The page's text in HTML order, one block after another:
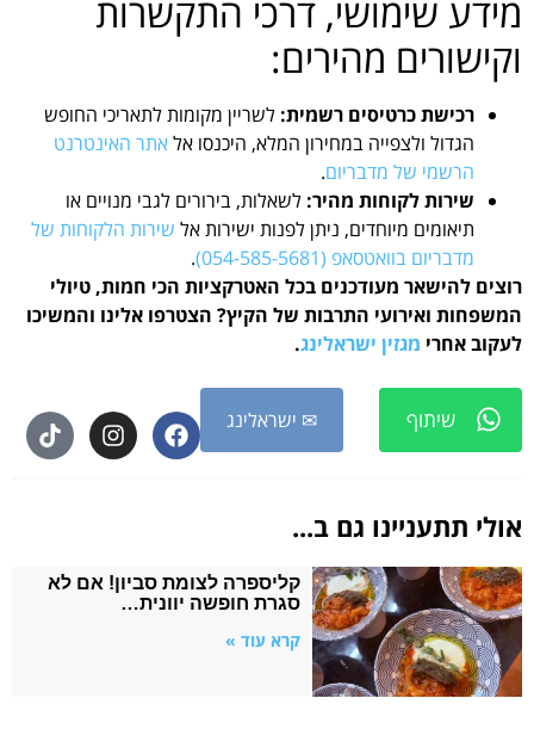
מידע שימושי, דרכי התקשרות
וקישורים מהירים:
רכישת כרטיסים רשמית: לשריין מקומות לתאריכי החופש
הגדול ולצפייה במחירון המלא, היכנסו אלאתר האינטרנט
הרשמי של מדבריום.
שירות לקוחות מהיר: לשאלות, בירורים לגבי מנויים או
תיאומים מיוחדים, ניתן לפנות ישירות אל שירות הלקוחות של
מדבריום בוואטסאפ (054-585-5681)
.
רוצים להישאר מעודכנים בכל האטרקציות הכי חמות, טיולי
המשפחות ואירועי התרבות של הקיץ? הצטרפו אלינו והמשיכו
לעקוב אחרי מגזין ישראלינג.
שיתוף ✉ ישראלינג
אולי תתעניינו גם ב...
קליספרה לצומת סביון! אם לא
סגרת חופשה יוונית…
קרא עוד »